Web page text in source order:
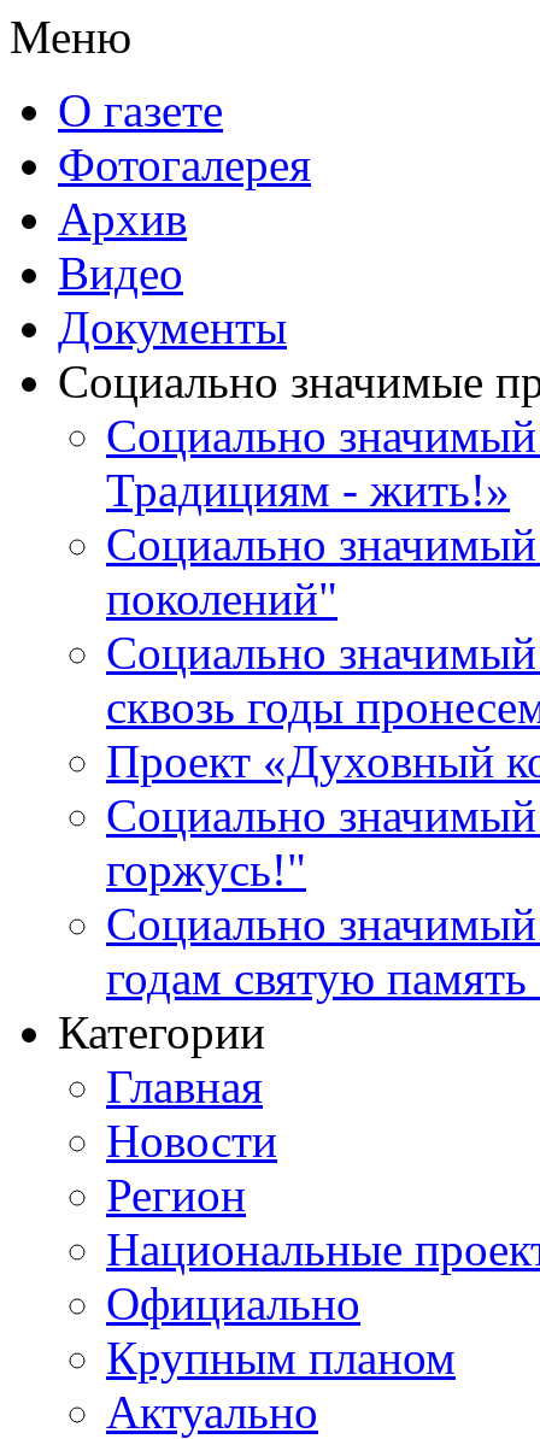
Меню
О газете
Фотогалерея
Архив
Видео
Документы
Социально значимые
Социально
Традициям - жить!»
Социально значимый
поколений"
Социально
сквозь годы
Проект «Духовный
Социально
горжусь!"
Социально
годам святую
Категории
Главная
Новости
Регион
Национальные
Официально
Крупным планом
Актуально